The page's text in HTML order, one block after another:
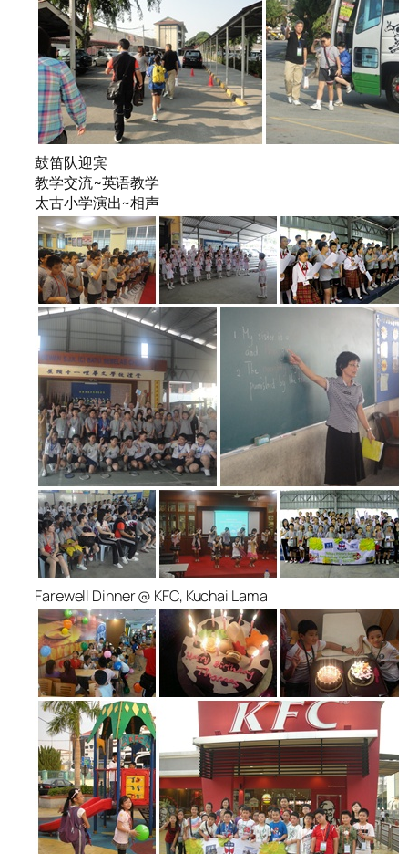
鼓笛队迎宾
教学交流~英语教学
太古小学演出~相声
Farewell Dinner @ KFC, Kuchai Lama